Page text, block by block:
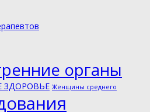
органы
ЗДОРОВЬЕ Женщины среднего